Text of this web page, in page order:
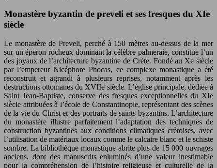
Monastère byzantin de preveli et ses fresques du XIe
siècle
Le monastère de Preveli, perché à 150 mètres au-dessus de la mer
sur un éperon rocheux dominant la célèbre palmeraie, constitue l’un
des joyaux de l’architecture byzantine de Crète. Fondé au Xe siècle
par l’empereur Nicéphore Phocas, ce complexe monastique a été
reconstruit et agrandi à plusieurs reprises, notamment après les
destructions ottomanes du XVIIe siècle. L’église principale, dédiée à
Saint Jean-Baptiste, conserve des fresques exceptionnelles du XIe
siècle attribuées à l’école de Constantinople, représentant des scènes
de la vie du Christ et des portraits de saints byzantins. L’architecture
du monastère illustre parfaitement l’adaptation des techniques de
construction byzantines aux conditions climatiques crétoises, avec
l’utilisation de matériaux locaux comme le calcaire blanc et le schiste
sombre. La bibliothèque monastique abrite plus de 15 000 ouvrages
anciens, dont des manuscrits enluminés d’une valeur inestimable
pour la compréhension de l’histoire religieuse et culturelle de la